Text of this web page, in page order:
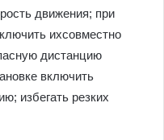
движения; при
ихсовместно
дистанцию
включить
избегать резких